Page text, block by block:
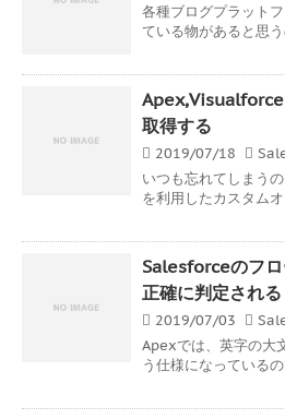
各種ブログプラット
ている物があると思
Apex,Visualforce
取得する
2019/07/18
いつも忘れてしまう
を利用したカスタム
Salesforceのフ
正確に判定される
2019/07/03
Apexでは、英字の大
う仕様になっている